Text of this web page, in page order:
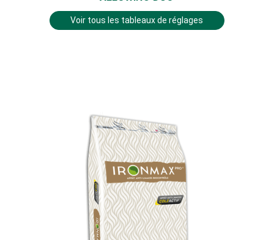
Voir tous les tableaux de réglages